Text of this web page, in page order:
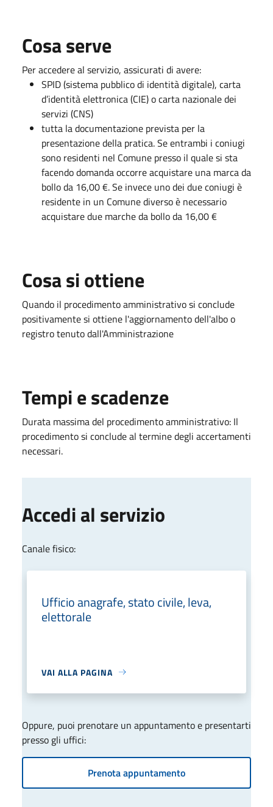
Cosa serve
Per accedere al servizio, assicurati di avere:
SPID (sistema pubblico di identità digitale), carta
d’identità elettronica (CIE) o carta nazionale dei
servizi (CNS)
tutta la documentazione prevista per la
presentazione della pratica. Se entrambi i coniugi
sono residenti nel Comune presso il quale si sta
facendo domanda occorre acquistare una marca da
bollo da 16,00 €. Se invece uno dei due coniugi è
residente in un Comune diverso è necessario
acquistare due marche da bollo da 16,00 €
Cosa si ottiene
Quando il procedimento amministrativo si conclude
positivamente si ottiene l'aggiornamento dell'albo o
registro tenuto dall'Amministrazione
Tempi e scadenze
Durata massima del procedimento amministrativo: Il
procedimento si conclude al termine degli accertamenti
necessari.
Accedi al servizio
Canale fisico:
Ufficio anagrafe, stato civile, leva,
elettorale
VAI ALLA PAGINA
Oppure, puoi prenotare un appuntamento e presentarti
presso gli uffici:
Prenota appuntamento